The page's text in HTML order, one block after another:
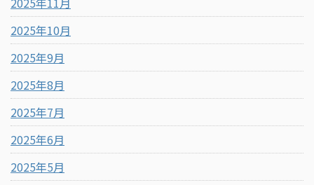
2025年10月
2025年9月
2025年8月
2025年7月
2025年6月
2025年5月